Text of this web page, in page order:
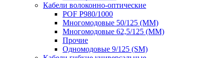
Кабели волоконно-оптические
POF P980/1000
Многомодовые 50/125 (ММ)
Многомодовые 62,5/125 (ММ)
Прочие
Одномодовые 9/125 (SM)